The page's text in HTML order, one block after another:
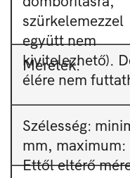
szürkelemezzel
együtt nem
kivitelezhető).
élére nem
Méretek:
Szélesség:
mm, maximum:
Ettől eltérő